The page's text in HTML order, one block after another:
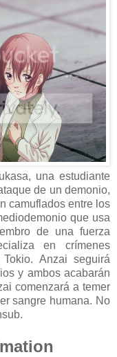
una estudiante
de un demonio,
camuflados entre los
que usa
de una fuerza
en crímenes
Anzai seguirá
y ambos acabarán
comenzará a temer
sangre humana. No